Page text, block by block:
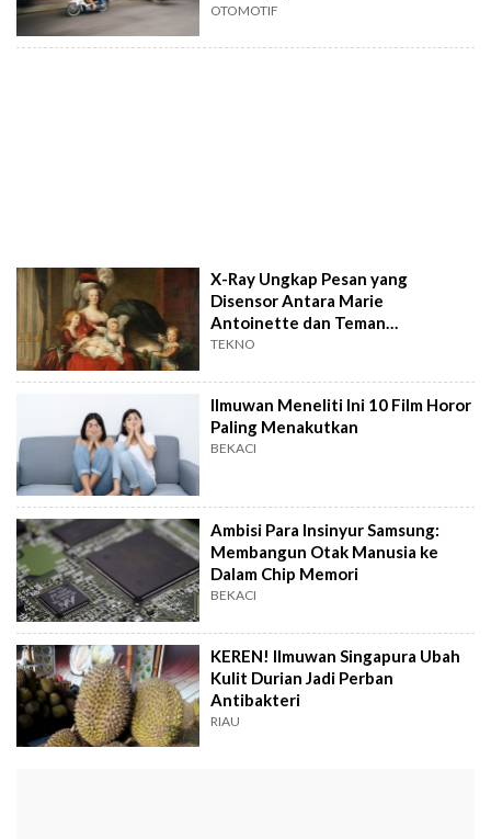
OTOMOTIF
X-Ray Ungkap Pesan yang
Disensor Antara Marie
Antoinette dan Teman
Rahasianya
TEKNO
Ilmuwan Meneliti Ini 10 Film Horor
Paling Menakutkan
BEKACI
Ambisi Para Insinyur Samsung:
Membangun Otak Manusia ke
Dalam Chip Memori
BEKACI
KEREN! Ilmuwan Singapura Ubah
Kulit Durian Jadi Perban
Antibakteri
RIAU